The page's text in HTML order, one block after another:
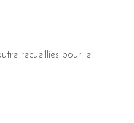
recueillies pour le